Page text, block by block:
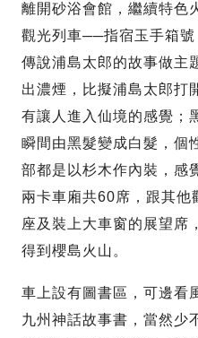
離開砂浴會館，繼續特色
觀光列車──指宿玉手箱
傳說浦島太郎的故事做主
出濃煙，比擬浦島太郎打
有讓人進入仙境的感覺；
瞬間由黑髮變成白髮，個
部都是以杉木作內裝，感
兩卡車廂共60席，跟其他
座及裝上大車窗的展望席
得到櫻島火山。
車上設有圖書區，可邊看
九州神話故事書，當然少